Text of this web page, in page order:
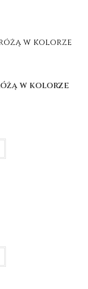
w kolorze